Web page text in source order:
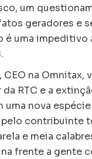
um
geradores e
é uma
CEO na Omnitax,
RTC e a
nova
contribuinte
e meia
frente a gente